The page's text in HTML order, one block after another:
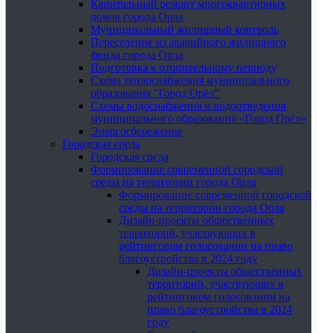
Капитальный ремонт многоквартирных
домов города Орла
Муниципальный жилищный контроль
Переселение из аварийного жилищного
фонда города Орла
Подготовка к отопительному периоду
Схема теплоснабжения муниципального
образования "Город Орёл"
Схемы водоснабжения и водоотведения
муниципального образования «Город Орёл»
Энергосбережение
Городская среда
Городская среда
Формирование современной городской
среды на территории города Орла
Формирование современной городской
среды на территории города Орла
Дизайн-проекты общественных
территорий, участвующих в
рейтинговом голосовании на право
благоустройства в 2024 году
Дизайн-проекты общественных
территорий, участвующих в
рейтинговом голосовании на
право благоустройства в 2024
году